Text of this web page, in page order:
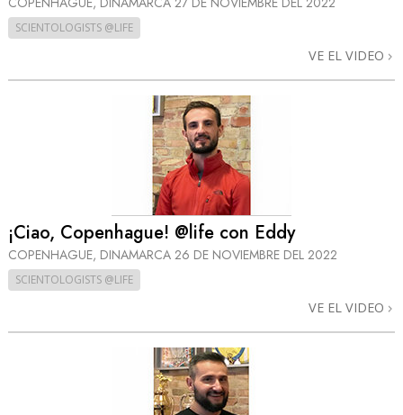
SCIENTOLOGISTS @LIFE
VE EL VIDEO
¡Ciao, Copenhague! @life con Eddy
COPENHAGUE, DINAMARCA 26 DE NOVIEMBRE DEL 2022
SCIENTOLOGISTS @LIFE
VE EL VIDEO